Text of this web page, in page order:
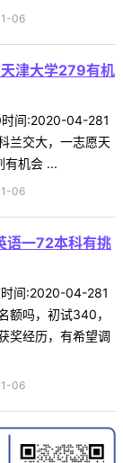
06
津大学279有机
间:2020-04-281
兰交大，一志愿天
有机会 ...
06
语一72本科有挑
间:2020-04-281
额吗，初试340，
奖经历，有希望调
06